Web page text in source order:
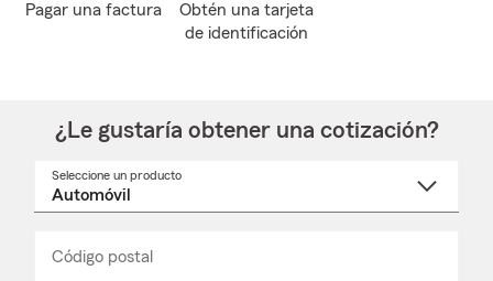
Pagar una factura
Obtén una tarjeta
de identificación
¿Le gustaría obtener una cotización?
Seleccione un producto
Código postal
_____